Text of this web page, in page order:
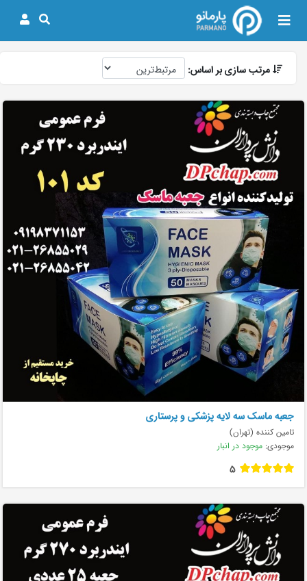
مرتب سازی بر اساس:
جعبه ماسک سه لایه پزشکی و پرستاری
تامین کننده (تهران)
موجودی: موجود در انبار
5